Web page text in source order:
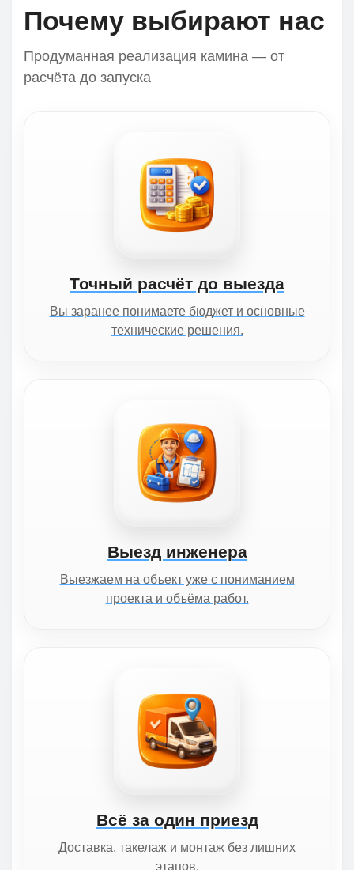
Почему выбирают нас
Продуманная реализация камина — от
расчёта до запуска
Точный расчёт до выезда
Вы заранее понимаете бюджет и основные
технические решения.
Выезд инженера
Выезжаем на объект уже с пониманием
проекта и объёма работ.
Всё за один приезд
Доставка, такелаж и монтаж без лишних
этапов.